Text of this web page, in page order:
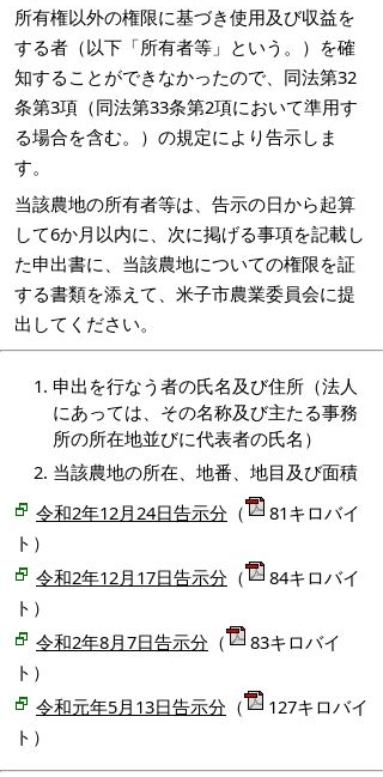
所有権以外の権限に基づき使用及び収益を
する者（以下「所有者等」という。）を確
知することができなかったので、同法第32
条第3項（同法第33条第2項において準用す
る場合を含む。）の規定により告示しま
す。
当該農地の所有者等は、告示の日から起算
して6か月以内に、次に掲げる事項を記載し
た申出書に、当該農地についての権限を証
する書類を添えて、米子市農業委員会に提
出してください。
申出を行なう者の氏名及び住所（法人
にあっては、その名称及び主たる事務
所の所在地並びに代表者の氏名）
当該農地の所在、地番、地目及び面積
令和2年12月24日告示分 （
81キロバイ
ト）
令和2年12月17日告示分 （
84キロバイ
ト）
令和2年8月7日告示分 （
83キロバイ
ト）
令和元年5月13日告示分 （
127キロバイ
ト）